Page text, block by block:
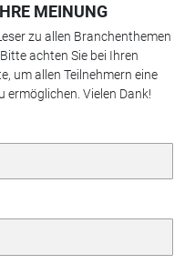
MEINUNG
zu allen Branchenthemen
achten Sie bei Ihren
um allen Teilnehmern eine
Vielen Dank!